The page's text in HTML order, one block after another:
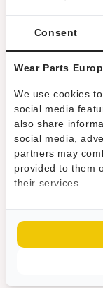
Kontaktieren
Ähnliche
HRT®-
(Alternative
M24-
PASST AUF
Consent
Wear Parts
We use cookies
social media
also share
social media,
partners may
provided to them
their services.